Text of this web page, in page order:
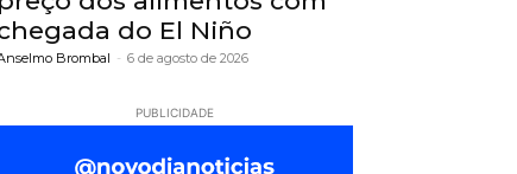
do El Niño
Brombal - 6 de agosto de 2026
PUBLICIDADE